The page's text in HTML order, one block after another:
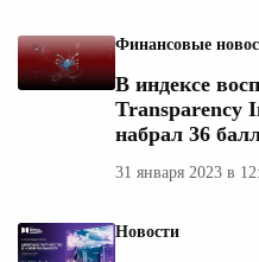
Финансовые
В индексе
Transparency
набрал 36
31 января 2023 в
Новости